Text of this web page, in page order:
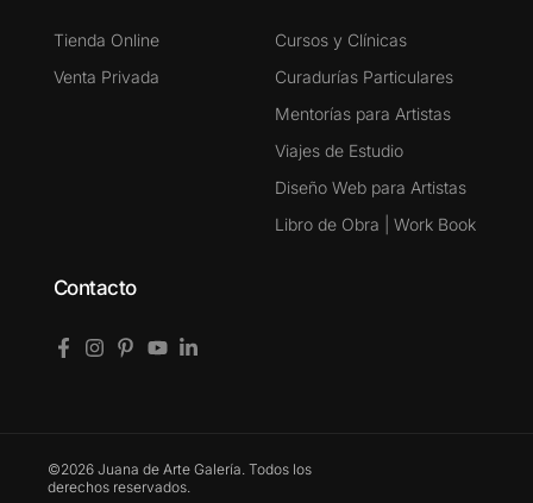
Tienda Online
Venta Privada
Cursos y Clínicas
Curadurías Particulares
Mentorías para Artistas
Viajes de Estudio
Diseño Web para Artistas
Libro de Obra | Work Book
Contacto
©2026 Juana de Arte Galería. Todos los
derechos reservados.